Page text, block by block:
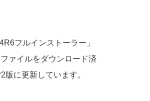
フルインストーラー」
ァイルをダウンロード済
に更新しています。